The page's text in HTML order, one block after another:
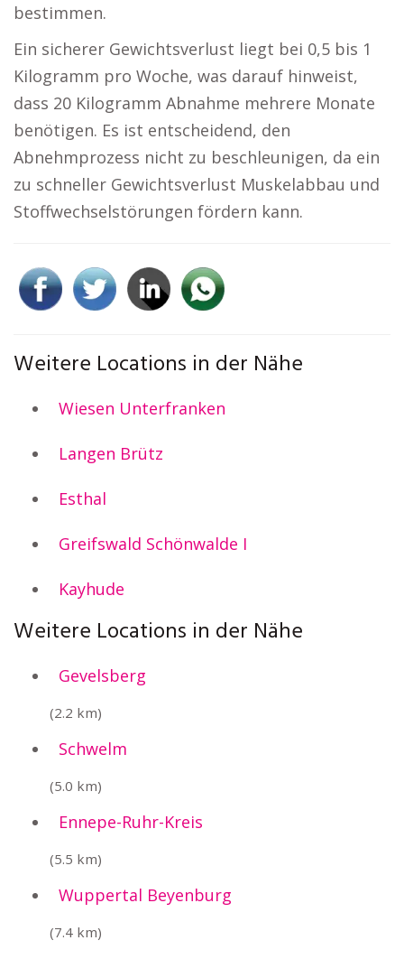
bestimmen.
Ein sicherer Gewichtsverlust liegt bei 0,5 bis 1
Kilogramm pro Woche, was darauf hinweist,
dass 20 Kilogramm Abnahme mehrere Monate
benötigen. Es ist entscheidend, den
Abnehmprozess nicht zu beschleunigen, da ein
zu schneller Gewichtsverlust Muskelabbau und
Stoffwechselstörungen fördern kann.
Weitere Locations in der Nähe
Wiesen Unterfranken
Langen Brütz
Esthal
Greifswald Schönwalde I
Kayhude
Weitere Locations in der Nähe
Gevelsberg
(2.2 km)
Schwelm
(5.0 km)
Ennepe-Ruhr-Kreis
(5.5 km)
Wuppertal Beyenburg
(7.4 km)